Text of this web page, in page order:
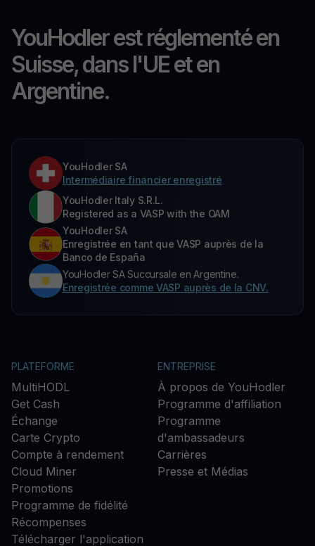
YouHodler est réglementé en
Suisse, dans l'UE et en
Argentine.
YouHodler SA
Intermédiaire financier enregistré
YouHodler Italy S.R.L.
Registered as a VASP with the OAM
YouHodler SA
Enregistrée en tant que VASP auprès de la
Banco de España
YouHodler SA Succursale en Argentine.
Enregistrée comme VASP auprès de la CNV.
PLATEFORME
MultiHODL
Get Cash
Échange
Carte Crypto
Compte à rendement
Cloud Miner
Promotions
Programme de fidélité
Récompenses
Télécharger l'application
ENTREPRISE
À propos de YouHodler
Programme d'affiliation
Programme
d'ambassadeurs
Carrières
Presse et Médias